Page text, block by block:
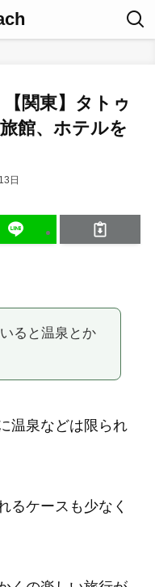
【関東】タトゥ
館、ホテルを
日
ると温泉とか
温泉などは限られ
るケースも少なく